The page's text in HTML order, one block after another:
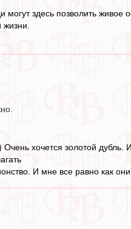
здесь позволить
хочется золотой дубль.
И мне все равно как они